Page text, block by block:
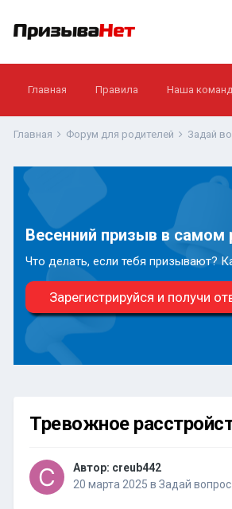
Главная Правила Наша
Главная Форум для родителей Задай
Весенний призыв в самом
Что делать, если тебя призывают?
Зарегистрируйся и получи
Тревожное
Автор: creub442
20 марта 2025 в Задай